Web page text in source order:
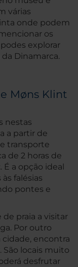
várias
onde podem
os
explorar
Dinamarca.
Møns Klint
nestas
a partir de
transporte
de 2 horas de
. É a opção ideal
falésias
pontes e
de praia a visitar
Por outro
encontra
. São locais muito
desfrutar